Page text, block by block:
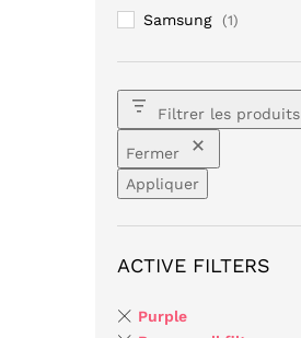
Samsung (1)
Filtrer les produits
Fermer
Appliquer
ACTIVE FILTERS
Purple